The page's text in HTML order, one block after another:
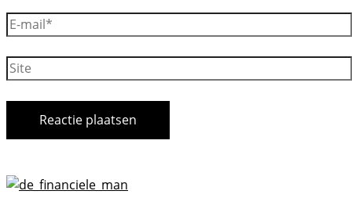
E-
mail*
Site